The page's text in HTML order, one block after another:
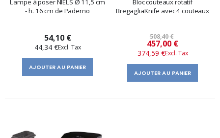
Lampe à poser NIELS Ø 11,5 cm
- h. 16 cm de Paderno
54,10 €
44,34 €
AJOUTER AU PANIER
Bloc couteaux rotatif
BregagliaKnife avec 4 couteaux
508,40 €
Prix
spécial
457,00 €
374,59 €
AJOUTER AU PANIER